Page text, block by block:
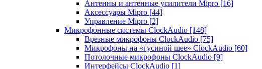
Антенны и антенные усилители Mipro [16]
Аксессуары Mipro [44]
Управление Mipro [2]
Микрофонные системы ClockAudio [148]
Врезные микрофоны ClockAudio [75]
Микрофоны на «гусиной шее» ClockAudio [60]
Потолочные микрофоны ClockAudio [9]
Интерфейсы ClockAudio [1]